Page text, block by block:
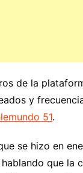
de la
y
51.
se hizo en
que la